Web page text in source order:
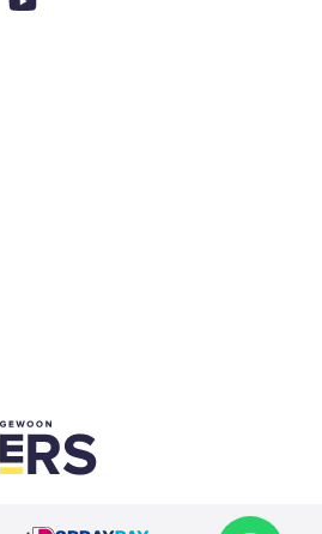
TikTok
ons op Pinterest
Volg ons op YouTube